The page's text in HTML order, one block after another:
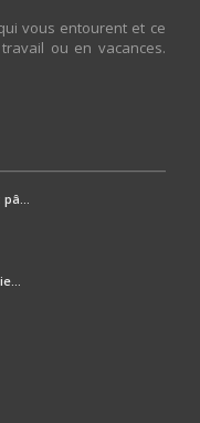
vous entourent et ce
ou en vacances.